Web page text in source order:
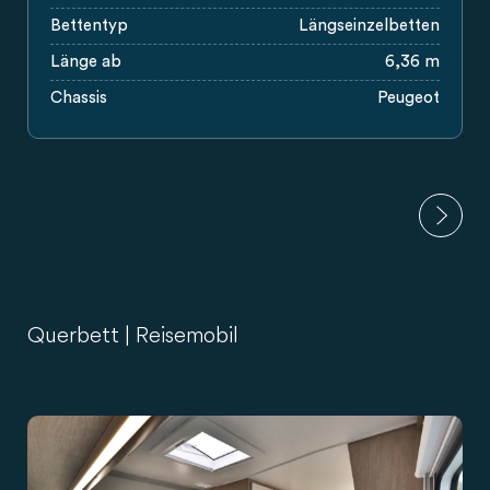
Bettentyp Längseinzelbetten
Länge ab 6,36 m
Chassis Peugeot
Querbett | Reisemobil